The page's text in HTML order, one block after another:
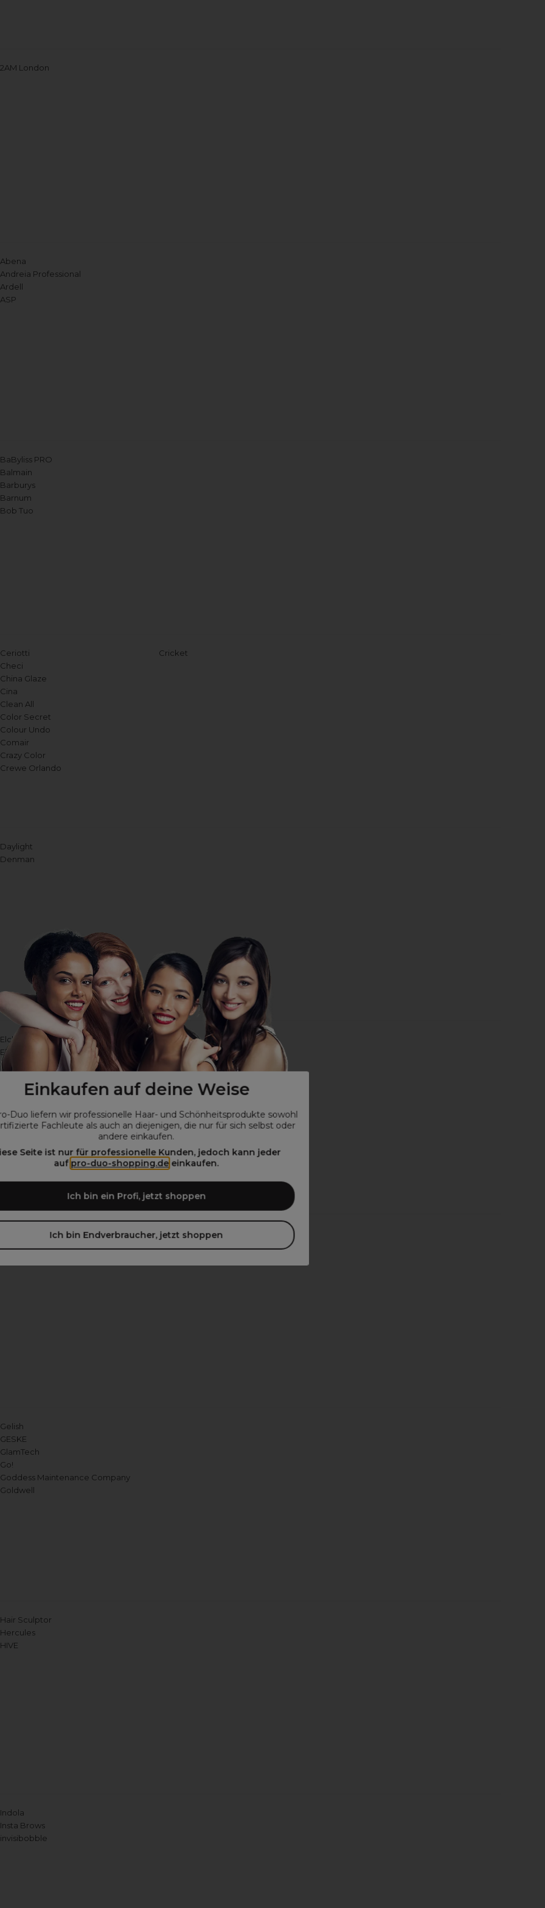
Einkaufen auf deine Weise
Duo liefern wir professionelle Haar- und Schönheitsprodukte sowohl
Fachleute als auch an diejenigen, die nur für sich selbst oder
andere einkaufen.
Seite ist nur für professionelle Kunden, jedoch kann jeder
auf pro-duo-shopping.deeinkaufen.
Ich bin ein Profi, jetzt shoppen
Ich bin Endverbraucher, jetzt shoppen
2AM London
Abena
Andreia Professional
Ardell
ASP
BaByliss PRO
Balmain
Barburys
Barnum
Bob Tuo
Ceriotti
Checi
China Glaze
Cina
Clean All
Color Secret
Colour Undo
Comair
Crazy Color
Crewe Orlando
Cricket
Daylight
Denman
Elchim
Ellia
Eti
Gelish
GESKE
GlamTech
Go!
Goddess Maintenance Company
Goldwell
Hair Sculptor
Hercules
HIVE
Indola
Insta Brows
invisibobble